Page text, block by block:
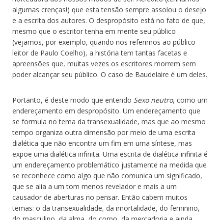
algumas crenças!) que esta tensão sempre assolou o desejo
e a escrita dos autores. O despropósito está no fato de que,
mesmo que o escritor tenha em mente seu público
(vejamos, por exemplo, quando nos referimos ao público
leitor de Paulo Coelho), a história tem tantas facetas e
apreensões que, muitas vezes os escritores morrem sem
poder alcançar seu público. O caso de Baudelaire é um deles.
Portanto, é deste modo que entendo Sexo neutro, como um
endereçamento em despropósito. Um endereçamento que
se formula no tema da transexualidade, mas que ao mesmo
tempo organiza outra dimensão por meio de uma escrita
dialética que não encontra um fim em uma síntese, mas
expõe uma dialética infinita. Uma escrita de dialética infinita é
um endereçamento problemático justamente na medida que
se reconhece como algo que não comunica um significado,
que se alia a um tom menos revelador e mais a um
causador de aberturas no pensar. Então cabem muitos
temas: o da transexualidade, da imortalidade, do feminino,